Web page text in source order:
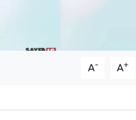
A- A+